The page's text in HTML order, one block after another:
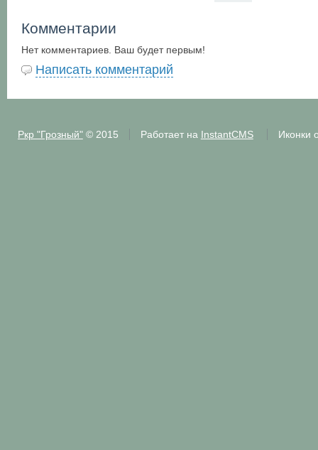
Комментарии
Нет комментариев. Ваш будет первым!
Написать комментарий
Ркр "Грозный"© 2015 Работает на InstantCMS Иконки